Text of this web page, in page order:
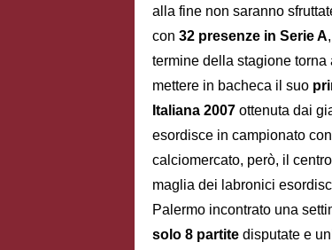
alla fine non saranno
con 32 presenze in Serie A,
termine della stagione
mettere in bacheca il suo
Italiana 2007 ottenuta dai
esordisce in campionato
calciomercato, però, il
maglia dei labronici
Palermo incontrato una
solo 8 partite disputate e